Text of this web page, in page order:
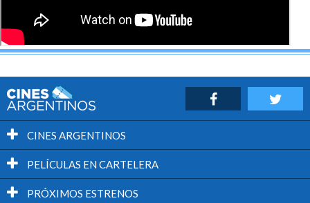
CINES ARGENTINOS
PELÍCULAS EN CARTELERA
PRÓXIMOS ESTRENOS